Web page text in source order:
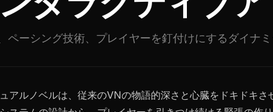
ペーシング技術、プレイヤーを釘付けにするダイナ
アルノベルは、従来のVNの物語的深さと心臓をドキドキ